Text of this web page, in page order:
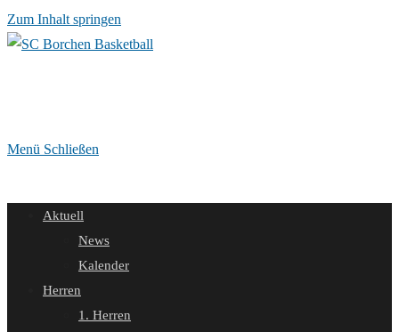
Zum Inhalt springen
Menü Schließen
Aktuell
News
Kalender
Herren
1. Herren